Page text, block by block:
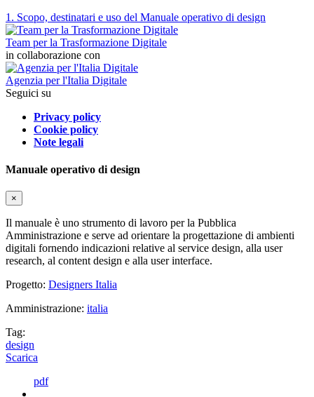
1. Scopo, destinatari e uso del Manuale operativo di design
Team per la Trasformazione Digitale
in collaborazione con
Agenzia per l'Italia Digitale
Seguici su
Privacy policy
Cookie policy
Note legali
Manuale operativo di design
×
Il manuale è uno strumento di lavoro per la Pubblica
Amministrazione e serve ad orientare la progettazione di ambienti
digitali fornendo indicazioni relative al service design, alla user
research, al content design e alla user interface.
Progetto: Designers Italia
Amministrazione: italia
Tag:
design
Scarica
pdf